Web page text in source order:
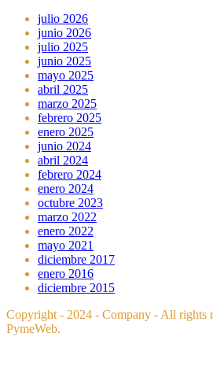
julio 2026
junio 2026
julio 2025
junio 2025
mayo 2025
abril 2025
marzo 2025
febrero 2025
enero 2025
junio 2024
abril 2024
febrero 2024
enero 2024
octubre 2023
marzo 2022
enero 2022
mayo 2021
diciembre 2017
enero 2016
diciembre 2015
Copyright - 2024 - Company - All rights
PymeWeb.